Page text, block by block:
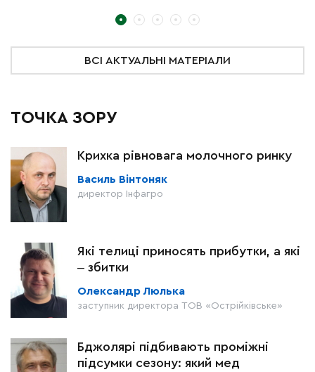
ВСІ АКТУАЛЬНІ МАТЕРІАЛИ
ТОЧКА ЗОРУ
Крихка рівновага молочного ринку
Василь Вінтоняк
директор Інфагро
Які телиці приносять прибутки, а які
‒ збитки
Олександр Люлька
заступник директора ТОВ «Острійківське»
Бджолярі підбивають проміжні
підсумки сезону: який мед